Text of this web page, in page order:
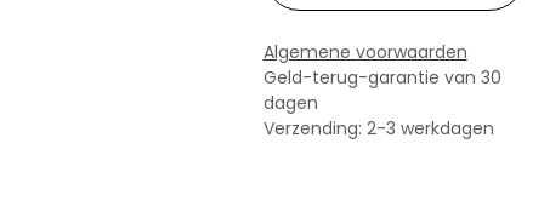
Algemene voorwaarden
Geld-terug-garantie van 30
dagen
Verzending: 2-3 werkdagen